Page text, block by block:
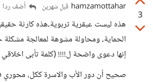
3
hamzamottahar قبل شهرين أضف ردا
هذه ليست عبقرية تربوية،هذه كارثة
الحماية، ومحاولة مشوهة لمعالجة
إنها دعوى واضحة ل!!!! (كلمة تأبى اخلاقي
صحيح أن دور الأب والاسرة ككل، محوري